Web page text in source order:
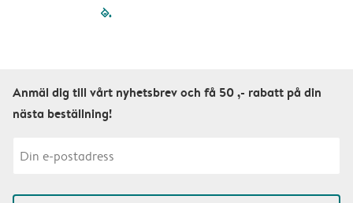
filled-pagination
Anmäl dig till vårt nyhetsbrev och få 50 ,- rabatt på din
nästa beställning!